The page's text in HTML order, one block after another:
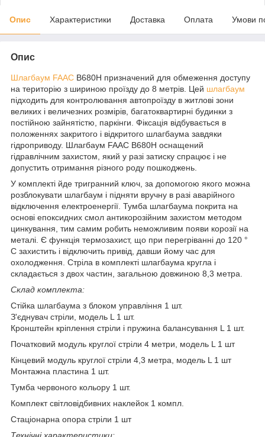
Опис Характеристики Доставка Оплата Умови
Опис
Шлагбаум FAAC B680H призначений для обмеження доступу
на територію з шириною проїзду до 8 метрів. Цей шлагбаум
підходить для контролювання автопроїзду в житлові зони
великих і величезних розмірів, багатоквартирні будинки з
постійною зайнятістю, паркінги. Фіксація відбувається в
положеннях закритого і відкритого шлагбаума завдяки
гідроприводу. Шлагбаум FAAC B680H оснащений
гідравлічним захистом, який у разі затиску спрацює і не
допустить отримання різного роду пошкоджень.
У комплекті йде тригранний ключ, за допомогою якого можна
розблокувати шлагбаум і підняти вручну в разі аварійного
відключення електроенергії. Тумба шлагбаума покрита на
основі епоксидних смол антикорозійним захистом методом
цинкування, тим самим робить неможливим появи корозії на
металі. Є функція термозахист, що при перегріванні до 120 °
C захистить і відключить привід, давши йому час для
охолодження. Стріла в комплекті шлагбаума кругла і
складається з двох частин, загальною довжиною 8,3 метра.
Склад комплекта:
Стійка шлагбаума з блоком управління 1 шт.
З'єднувач стріли, модель L 1 шт.
Кронштейн кріплення стріли і пружина балансування L 1 шт.
Початковий модуль круглої стріли 4 метри, модель L 1 шт
Кінцевий модуль круглої стріли 4,3 метра, модель L 1 шт
Монтажна пластина 1 шт.
Тумба червоного кольору 1 шт.
Комплект світловідбивних наклейок 1 компл.
Стаціонарна опора стріли 1 шт
Технічні характеристики: